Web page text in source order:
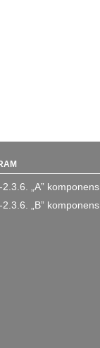
„A” komponens
„B” komponens